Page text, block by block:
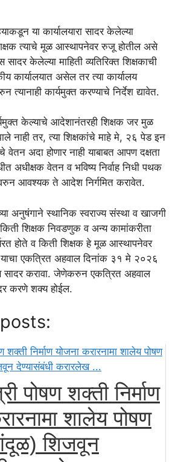
या कार्यालयारा सादर केलेल्या
त्याचे मूळ आस्थापनेवर रुजू होतील असे
सादर केलेल्या माहिती व्यतिरिक्त शिक्षकाची
कार्यालयात असेल तर त्या कार्यालय
त्यानाही कार्यमुक्त करण्याचे निर्देश द्यावेत.
केल्याचे आदेशानंतरही शिक्षक जर मुळ
नाही तर, त्या शिक्षकांचे माहे मे, २६ पेड इन
अदा होणार नाही याबाबत आपण दक्षता
अधीक्षक वेतन व भविष्य निर्वाह निधी पथक
आवश्यक ते आदेश निर्गमित करावेत.
अनुषंगाने स्थानिक स्वराज्य संस्था व खाजगी
शिक्षक निवडणुक व अन्य कामांकरीता
होते व किती शिक्षक हे मूळ आस्थापनेवर
एकत्रित अहवाल दिनांक ३१ मे २०२६
सादर करावा. जेणेकरुन एकत्रित अहवाल
करणे शक्य होईल.
पोषण शक्ती निर्माण
शालेय पोषण
शिजवून